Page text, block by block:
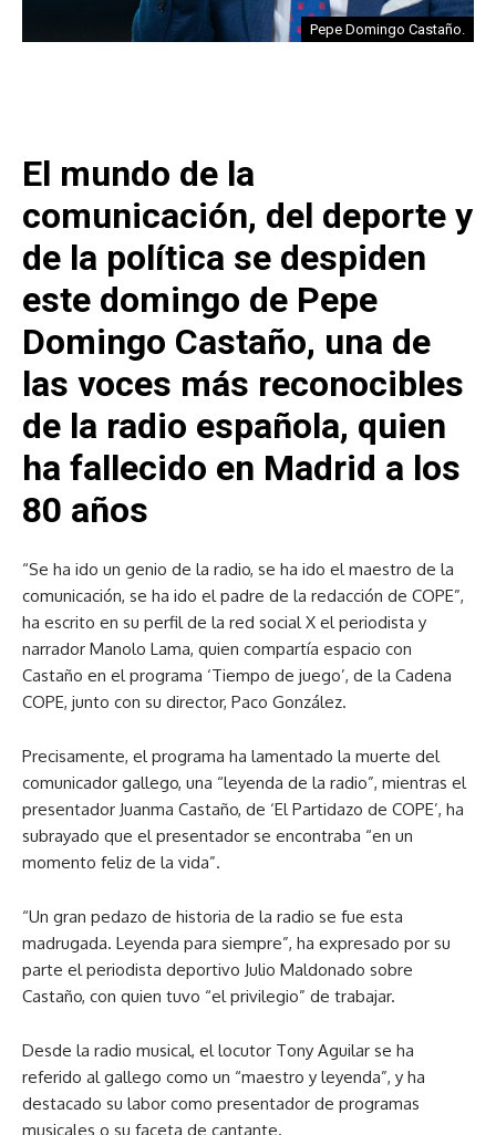
Pepe Domingo Castaño.
El mundo de la
comunicación, del deporte y
de la política se despiden
este domingo de Pepe
Domingo Castaño, una de
las voces más reconocibles
de la radio española, quien
ha fallecido en Madrid a los
80 años
“Se ha ido un genio de la radio, se ha ido el maestro de la
comunicación, se ha ido el padre de la redacción de COPE”,
ha escrito en su perfil de la red social X el periodista y
narrador Manolo Lama, quien compartía espacio con
Castaño en el programa ‘Tiempo de juego’, de la Cadena
COPE, junto con su director, Paco González.
Precisamente, el programa ha lamentado la muerte del
comunicador gallego, una “leyenda de la radio”, mientras el
presentador Juanma Castaño, de ‘El Partidazo de COPE’, ha
subrayado que el presentador se encontraba “en un
momento feliz de la vida”.
“Un gran pedazo de historia de la radio se fue esta
madrugada. Leyenda para siempre”, ha expresado por su
parte el periodista deportivo Julio Maldonado sobre
Castaño, con quien tuvo “el privilegio” de trabajar.
Desde la radio musical, el locutor Tony Aguilar se ha
referido al gallego como un “maestro y leyenda”, y ha
destacado su labor como presentador de programas
musicales o su faceta de cantante.